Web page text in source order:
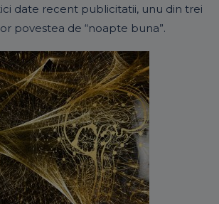
date recent publicitatii, unu din trei
povestea de “noapte buna”.